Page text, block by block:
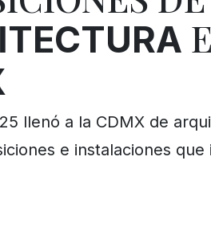
llenó a la CDMX de
e instalaciones